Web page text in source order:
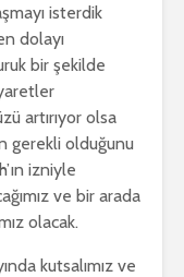
isterdik
dolayı
bir şekilde
artırıyor olsa
gerekli olduğunu
izniyle
ve bir arada
olacak.
kutsalımız ve